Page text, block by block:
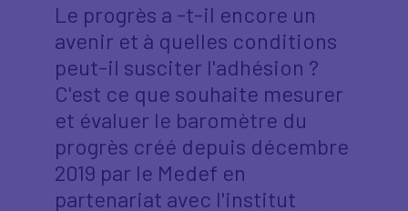
Le progrès a -t-il encore un
avenir et à quelles conditions
peut-il susciter l'adhésion ?
C'est ce que souhaite mesurer
et évaluer le baromètre du
progrès créé depuis décembre
2019 par le Medef en
partenariat avec l'institut